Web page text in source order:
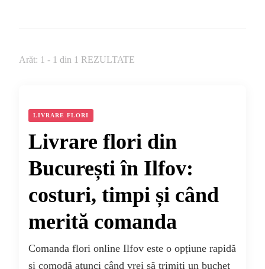
Arăt: 1 - 1 din 1 REZULTATE
LIVRARE FLORI
Livrare flori din
București în Ilfov:
costuri, timpi și când
merită comanda
Comanda flori online Ilfov este o opțiune rapidă
și comodă atunci când vrei să trimiți un buchet